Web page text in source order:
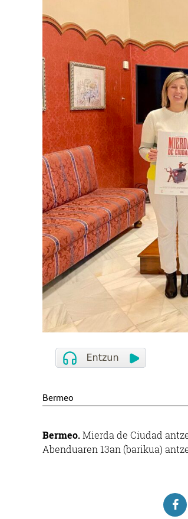
Bermeo
Bermeo.Mierda de Ciudad
Abenduaren 13an (barikua)